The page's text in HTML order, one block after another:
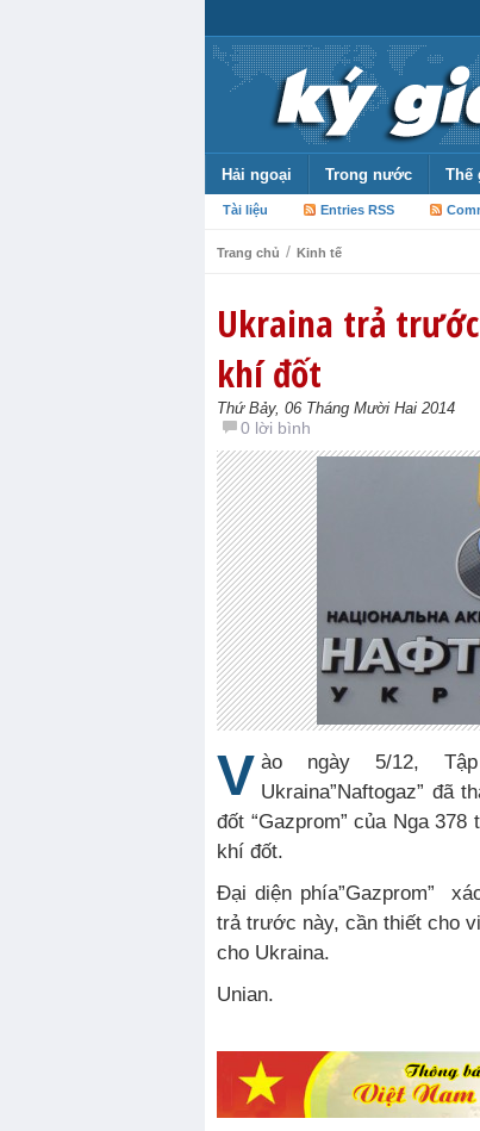
Hải ngoại Trong nước Thế
Tài liệu Entries RSS
Trang chủ / Kinh tế
Ukraina trả
khí đốt
Thứ Bảy, 06 Tháng Mười Hai 2014
0 lời bình
V ào ngày 5/12,
Ukraina”Naftogaz” đã
đốt “Gazprom” của Nga
khí đốt.
Đại diện phía”Gazprom”
trả trước này, cần thiết cho
cho Ukraina.
Unian.